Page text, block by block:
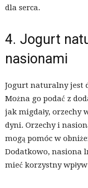
dla serca.
4. Jogurt
nasionami
Jogurt naturalny jest
Można go podać z
jak migdały, orzechy
dyni. Orzechy i
mogą pomóc w
Dodatkowo, nasiona
mieć korzystny